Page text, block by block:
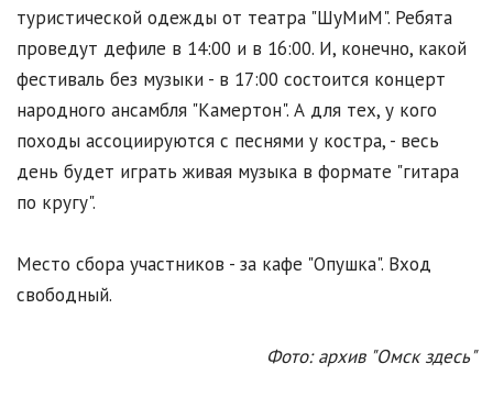
туристической одежды от театра "ШуМиМ". Ребята
проведут дефиле в 14:00 и в 16:00. И, конечно, какой
фестиваль без музыки - в 17:00 состоится концерт
народного ансамбля "Камертон". А для тех, у кого
походы ассоциируются с песнями у костра, - весь
день будет играть живая музыка в формате "гитара
по кругу".
Место сбора участников - за кафе "Опушка". Вход
свободный.
Фото: архив "Омск здесь"